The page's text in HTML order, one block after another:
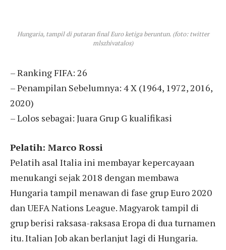
Hungaria, tampil di putaran final Euro ketiga beruntun. (foto: twitter
mlszhivatalos)
– Ranking FIFA: 26
– Penampilan Sebelumnya: 4 X (1964, 1972, 2016,
2020)
– Lolos sebagai: Juara Grup G kualifikasi
Pelatih: Marco Rossi
Pelatih asal Italia ini membayar kepercayaan
menukangi sejak 2018 dengan membawa
Hungaria tampil menawan di fase grup Euro 2020
dan UEFA Nations League. Magyarok tampil di
grup berisi raksasa-raksasa Eropa di dua turnamen
itu. Italian Job akan berlanjut lagi di Hungaria.